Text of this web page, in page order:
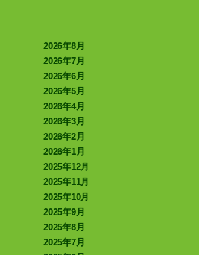
2026年8月
2026年7月
2026年6月
2026年5月
2026年4月
2026年3月
2026年2月
2026年1月
2025年12月
2025年11月
2025年10月
2025年9月
2025年8月
2025年7月